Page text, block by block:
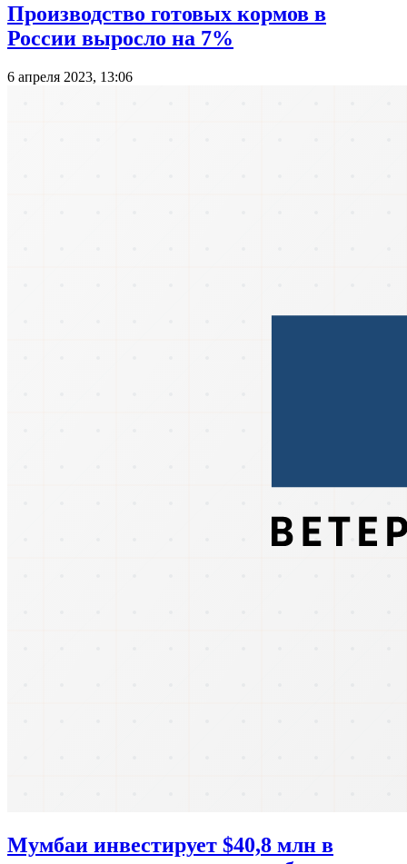
Производство готовых кормов в
России выросло на 7%
6 апреля 2023, 13:06
Мумбаи инвестирует $40,8 млн в